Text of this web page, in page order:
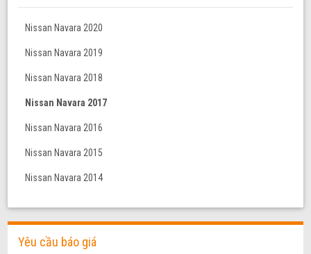
Nissan Navara 2020
Nissan Navara 2019
Nissan Navara 2018
Nissan Navara 2017
Nissan Navara 2016
Nissan Navara 2015
Nissan Navara 2014
Yêu cầu báo giá